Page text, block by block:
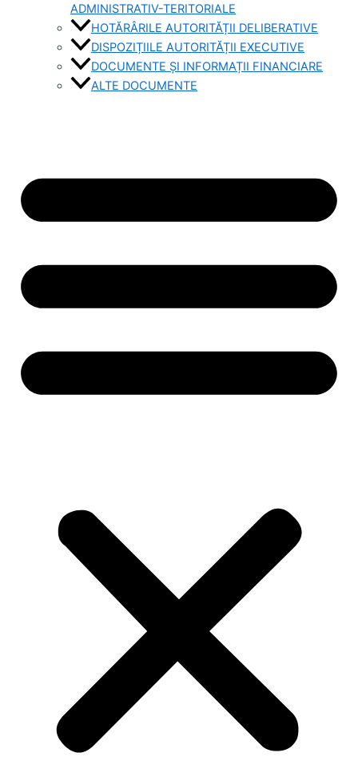
ADMINISTRATIV-TERITORIALE
HOTĂRÂRILE AUTORITĂȚII DELIBERATIVE
DISPOZIȚIILE AUTORITĂȚII EXECUTIVE
DOCUMENTE ȘI INFORMAȚII FINANCIARE
ALTE DOCUMENTE